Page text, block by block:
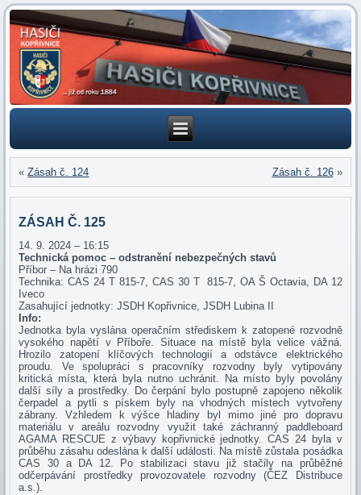
«Zásah č. 124 Zásah č. 126»
ZÁSAH Č. 125
14. 9. 2024 – 16:15
Technická pomoc – odstranění nebezpečných stavů
Příbor – Na hrázi 790
Technika: CAS 24 T 815-7, CAS 30 T 815-7, OA Š Octavia, DA 12
Iveco
Zasahující jednotky: JSDH Kopřivnice, JSDH Lubina II
Info:
Jednotka byla vyslána operačním střediskem k zatopené rozvodně
vysokého napětí v Příboře. Situace na místě byla velice vážná.
Hrozilo zatopení klíčových technologií a odstávce elektrického
proudu. Ve spolupráci s pracovníky rozvodny byly vytipovány
kritická místa, která byla nutno uchránit. Na místo byly povolány
další síly a prostředky. Do čerpání bylo postupně zapojeno několik
čerpadel a pytli s pískem byly na vhodných místech vytvořeny
zábrany. Vzhledem k výšce hladiny byl mimo jiné pro dopravu
materiálu v areálu rozvodny využit také záchranný paddleboard
AGAMA RESCUE z výbavy kopřivnické jednotky. CAS 24 byla v
průběhu zásahu odeslána k další události. Na místě zůstala posádka
CAS 30 a DA 12. Po stabilizaci stavu již stačily na průběžné
odčerpávání prostředky provozovatele rozvodny (ČEZ Distribuce
a.s.).